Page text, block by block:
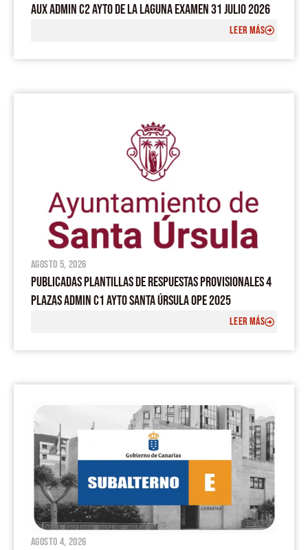
AUX ADMIN C2 AYTO DE LA LAGUNA EXAMEN 31 JULIO 2026
LEER MÁS
agosto 5, 2026
PUBLICADAS PLANTILLAS DE RESPUESTAS PROVISIONALES 4
PLAZAS ADMIN C1 AYTO SANTA ÚRSULA OPE 2025
LEER MÁS
agosto 4, 2026